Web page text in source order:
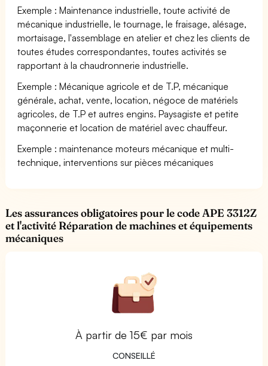
Exemple : Maintenance industrielle, toute activité de
mécanique industrielle, le tournage, le fraisage, alésage,
mortaisage, l'assemblage en atelier et chez les clients de
toutes études correspondantes, toutes activités se
rapportant à la chaudronnerie industrielle.
Exemple : Mécanique agricole et de T.P, mécanique
générale, achat, vente, location, négoce de matériels
agricoles, de T.P et autres engins. Paysagiste et petite
maçonnerie et location de matériel avec chauffeur.
Exemple : maintenance moteurs mécanique et multi-
technique, interventions sur pièces mécaniques
Les assurances obligatoires pour le code APE 3312Z
et l'activité Réparation de machines et équipements
mécaniques
À partir de 15€ par mois
CONSEILLÉ